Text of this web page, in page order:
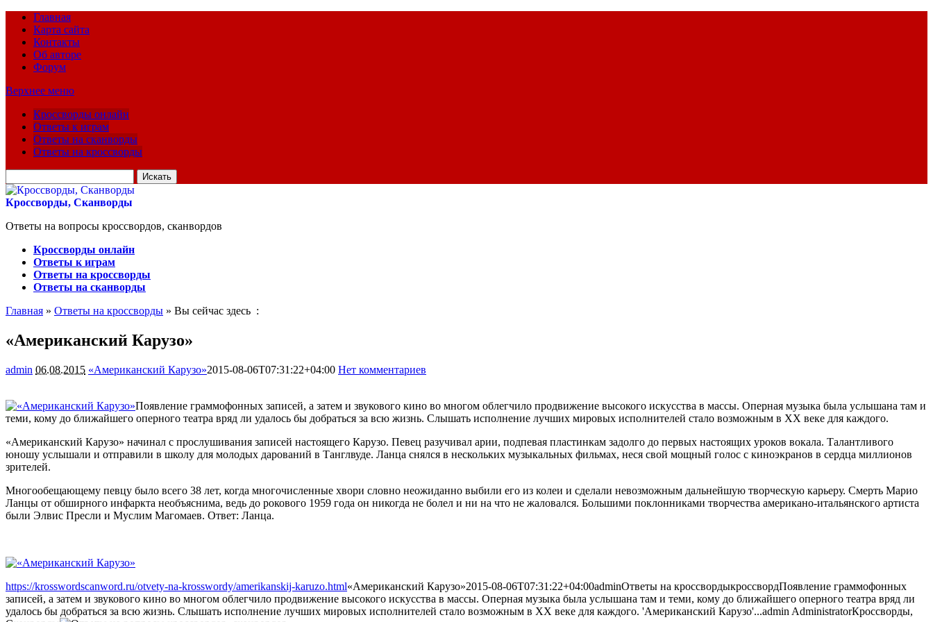
Главная
Карта сайта
Контакты
Об авторе
Форум
Верхнее меню
Кроссворды онлайн
Ответы к играм
Ответы на сканворды
Ответы на кроссворды
для:
Кроссворды, Сканворды
Ответы на вопросы кроссвордов, сканвордов
Кроссворды онлайн
Ответы к играм
Ответы на кроссворды
Ответы на сканворды
Главная » Ответы на кроссворды » Вы сейчас здесь :
«Американский Карузо»
admin 06.08.2015 «Американский Карузо»2015-08-06T07:31:22+04:00 Нет комментариев
Появление граммофонных записей, а затем и звукового кино во многом облегчило продвижение высокого искусства в массы. Оперная музыка была услышана там и
теми, кому до ближайшего оперного театра вряд ли удалось бы добраться за всю жизнь. Слышать исполнение лучших мировых исполнителей стало возможным в XX веке для каждого.
«Американский Карузо» начинал с прослушивания записей настоящего Карузо. Певец разучивал арии, подпевая пластинкам задолго до первых настоящих уроков вокала. Талантливого
юношу услышали и отправили в школу для молодых дарований в Танглвуде. Ланца снялся в нескольких музыкальных фильмах, неся свой мощный голос с киноэкранов в сердца миллионов
зрителей.
Многообещающему певцу было всего 38 лет, когда многочисленные хвори словно неожиданно выбили его из колеи и сделали невозможным дальнейшую творческую карьеру. Смерть Марио
Ланцы от обширного инфаркта необъяснима, ведь до рокового 1959 года он никогда не болел и ни на что не жаловался. Большими поклонниками творчества американо-итальянского артиста
были Элвис Пресли и Муслим Магомаев. Ответ: Ланца.
https://krosswordscanword.ru/otvety-na-krosswordy/amerikanskij-karuzo.html«Американский Карузо»2015-08-06T07:31:22+04:00adminОтветы на кроссвордыкроссвордПоявление граммофонных
записей, а затем и звукового кино во многом облегчило продвижение высокого искусства в массы. Оперная музыка была услышана там и теми, кому до ближайшего оперного театра вряд ли
удалось бы добраться за всю жизнь. Слышать исполнение лучших мировых исполнителей стало возможным в XX веке для каждого. 'Американский Карузо'...admin AdministratorКроссворды,